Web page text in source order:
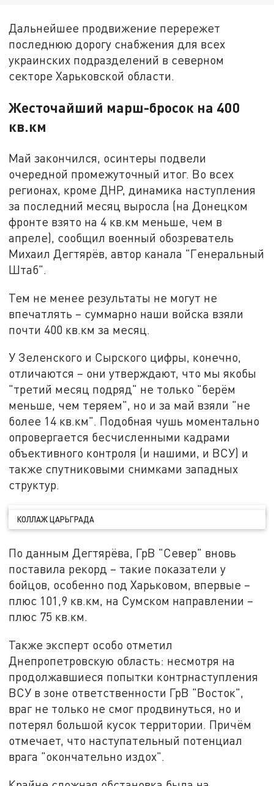
Дальнейшее продвижение перережет
последнюю дорогу снабжения для всех
украинских подразделений в северном
секторе Харьковской области.
Жесточайший марш-бросок на 400
кв.км
Май закончился, осинтеры подвели
очередной промежуточный итог. Во всех
регионах, кроме ДНР, динамика наступления
за последний месяц выросла (на Донецком
фронте взято на 4 кв.км меньше, чем в
апреле), сообщил военный обозреватель
Михаил Дегтярёв, автор канала "Генеральный
Штаб".
Тем не менее результаты не могут не
впечатлять – суммарно наши войска взяли
почти 400 кв.км за месяц.
У Зеленского и Сырского цифры, конечно,
отличаются – они утверждают, что мы якобы
"третий месяц подряд" не только "берём
меньше, чем теряем", но и за май взяли "не
более 14 кв.км". Подобная чушь моментально
опровергается бесчисленными кадрами
объективного контроля (и нашими, и ВСУ) и
также спутниковыми снимками западных
структур.
КОЛЛАЖ ЦАРЬГРАДА
По данным Дегтярёва, ГрВ "Север" вновь
поставила рекорд – такие показатели у
бойцов, особенно под Харьковом, впервые –
плюс 101,9 кв.км, на Сумском направлении –
плюс 75 кв.км.
Также эксперт особо отметил
Днепропетровскую область: несмотря на
продолжавшиеся попытки контрнаступления
ВСУ в зоне ответственности ГрВ "Восток",
враг не только не смог продвинуться, но и
потерял большой кусок территории. Причём
отмечает, что наступательный потенциал
врага "окончательно издох".